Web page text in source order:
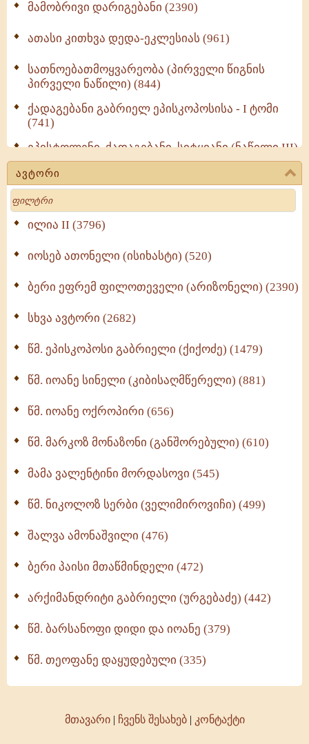
მამობრივი დარიგებანი (2390)
ათასი კითხვა დედა-ეკლესიას (961)
სათნოებათმოყვარეობა (პირველი წიგნის
პირველი ნაწილი) (844)
ქადაგებანი გაბრიელ ეპისკოპოსისა - I ტომი
(741)
ეპისტოლენი, ქადაგებანი, სიტყვანი (ნაწილი III)
(723)
მოძღვრის ძალზე სასარგებლო რჩევები
მრევლისათვის (545)
Wisdomge (514)
ქადაგებანი გაბრიელ ეპისკოპოსისა - II ტომი
სულიერი ცხოვრების სახელმძღვანელო -
ნაწილი II (369)
ავტორი
Search
ილია II (3796)
იოსებ ათონელი (ისიხასტი) (520)
ბერი ეფრემ ფილოთეველი (არიზონელი) (2390)
სხვა ავტორი (2682)
წმ. ეპისკოპოსი გაბრიელი (ქიქოძე) (1479)
წმ. იოანე სინელი (კიბისაღმწერელი) (881)
წმ. იოანე ოქროპირი (656)
წმ. მარკოზ მონაზონი (განშორებული) (610)
მამა ვალენტინი მორდასოვი (545)
წმ. ნიკოლოზ სერბი (ველიმიროვიჩი) (499)
შალვა ამონაშვილი (476)
ბერი პაისი მთაწმინდელი (472)
არქიმანდრიტი გაბრიელი (ურგებაძე) (442)
წმ. ბარსანოფი დიდი და იოანე (379)
წმ. თეოფანე დაყუდებული (335)
მთავარი| ჩვენს შესახებ| კონტაქტი